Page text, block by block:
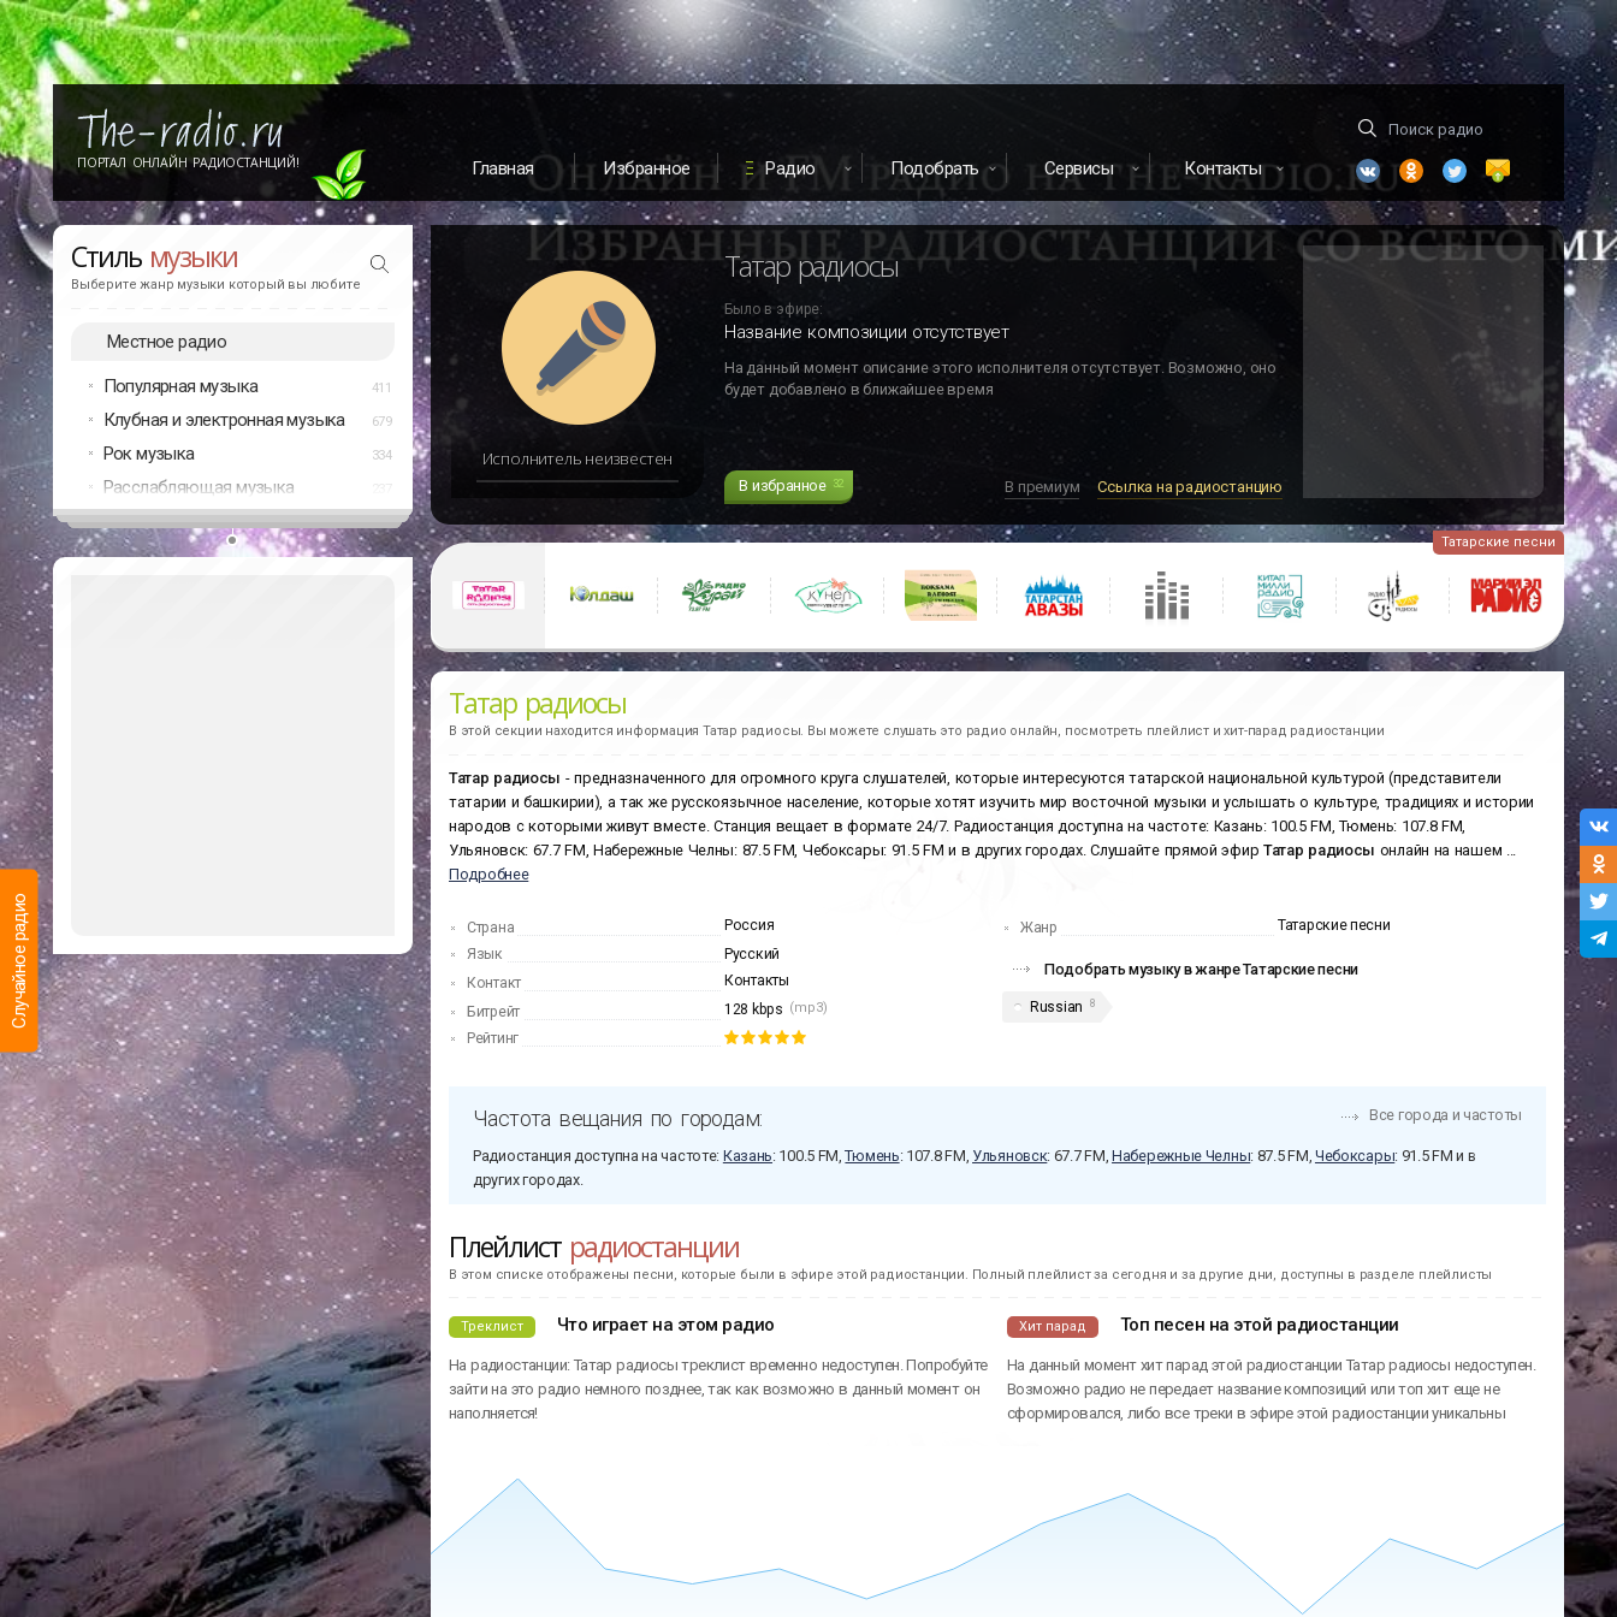
Случайное радио
ПОРТАЛ ОНЛАЙН РАДИОСТАНЦИЙ! Главная Избранное Радио Подобрать Сервисы Контакты
Стиль музыки
Выберите жанр музыки который вы любите
Местное радио
Популярная музыка 411
Клубная и электронная музыка 679
Рок музыка 334
Расслабляющая музыка
Последниепрослушанные
Какие радиостанции Вы слушали недавно
Татар радиосы
Tatar
Исполнитель неизвестен
Татар радиосы
Было в эфире:
Название композиции отсутствует
На данный момент описание этого исполнителя отсутствует. Возможно, оно
будет добавлено в ближайшее время
В избранное 32 В премиум Ссылка на радиостанцию
Татарские песни
Татар радиосы
В этой секции находится информация Татар радиосы. Вы можете слушать это радио онлайн, посмотреть плейлист и хит-парад радиостанции
Татар радиосы - предназначенного для огромного круга слушателей, которые интересуются татарской национальной культурой (представители
татарии и башкирии), а так же русскоязычное население, которые хотят изучить мир восточной музыки и услышать о культуре, традициях и истории
народов с которыми живут вместе. Станция вещает в формате 24/7. Радиостанция доступна на частоте: Казань: 100.5 FM, Тюмень: 107.8 FM,
Ульяновск: 67.7 FM, Набережные Челны: 87.5 FM, Чебоксары: 91.5 FM и в других городах. Слушайте прямой эфир Татар радиосы онлайн на нашем ...
Подробнее
Страна
Россия
Язык
Русский
Контакт
Контакты
Битрейт
128 kbps (mp3)
Рейтинг
Жанр Татарские песни
Подобрать музыку в жанре Татарские песни
Russian 8
Частота вещания по городам: Все города и частоты
Радиостанция доступна на частоте: Казань: 100.5 FM,Тюмень: 107.8 FM, Ульяновск: 67.7 FM,Набережные Челны: 87.5 FM, Чебоксары: 91.5 FM и в
других городах.
Плейлист радиостанции
В этом списке отображены песни, которые были в эфире этой радиостанции. Полный плейлист за сегодня и за другие дни, доступны в разделе плейлисты
Треклист Что играет на этом радио
На радиостанции: Татар радиосы треклист временно недоступен. Попробуйте
зайти на это радио немного позднее, так как возможно в данный момент он
наполняется!
Хит парад Топ песен на этой радиостанции
На данный момент хит парад этой радиостанции Татар радиосы недоступен.
Возможно радио не передает название композиций или топ хит еще не
сформировался, либо все треки в эфире этой радиостанции уникальны